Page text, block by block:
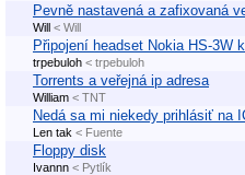
Pevně nastavená a zafixovaná
Will < Will
Připojení headset Nokia HS-3W
trpebuloh < trpebuloh
Torrents a veřejná ip adresa
William < TNT
Nedá sa mi niekedy prihlásiť na
Len tak < Fuente
Floppy disk
Ivannn < Pytlík